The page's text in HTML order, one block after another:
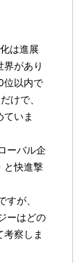
は進展
界があり
位以内で
けで、
いま
ーバル企
と快進撃
が、
ーはどの
察しま